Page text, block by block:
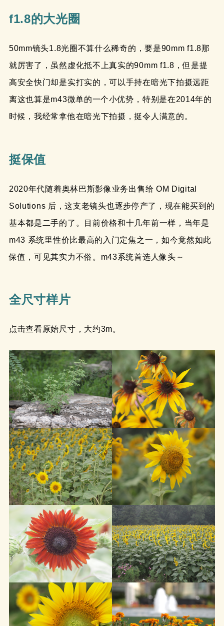
f1.8的大光圈
50mm镜头1.8光圈不算什么稀奇的，要是90mm f1.8那
就厉害了，虽然虚化抵不上真实的90mm f1.8，但是提
高安全快门却是实打实的，可以手持在暗光下拍摄远距
离这也算是m43微单的一个小优势，特别是在2014年的
时候，我经常拿他在暗光下拍摄，挺令人满意的。
挺保值
2020年代随着奥林巴斯影像业务出售给 OM Digital
Solutions 后，这支老镜头也逐步停产了，现在能买到的
基本都是二手的了。目前价格和十几年前一样，当年是
m43 系统里性价比最高的入门定焦之一，如今竟然如此
保值，可见其实力不俗。m43系统首选人像头～
全尺寸样片
点击查看原始尺寸，大约3m。